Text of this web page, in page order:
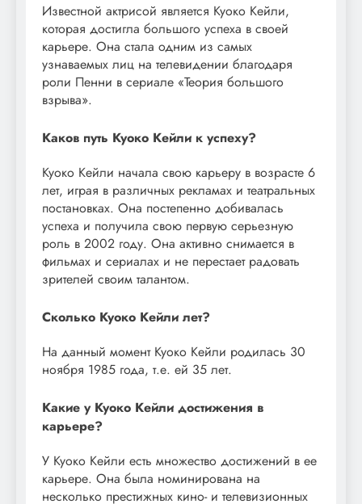
Известной актрисой является Куоко Кейли,
которая достигла большого успеха в своей
карьере. Она стала одним из самых
узнаваемых лиц на телевидении благодаря
роли Пенни в сериале «Теория большого
взрыва».
Каков путь Куоко Кейли к успеху?
Куоко Кейли начала свою карьеру в возрасте 6
лет, играя в различных рекламах и театральных
постановках. Она постепенно добивалась
успеха и получила свою первую серьезную
роль в 2002 году. Она активно снимается в
фильмах и сериалах и не перестает радовать
зрителей своим талантом.
Сколько Куоко Кейли лет?
На данный момент Куоко Кейли родилась 30
ноября 1985 года, т.е. ей 35 лет.
Какие у Куоко Кейли достижения в
карьере?
У Куоко Кейли есть множество достижений в ее
карьере. Она была номинирована на
несколько престижных кино- и телевизионных